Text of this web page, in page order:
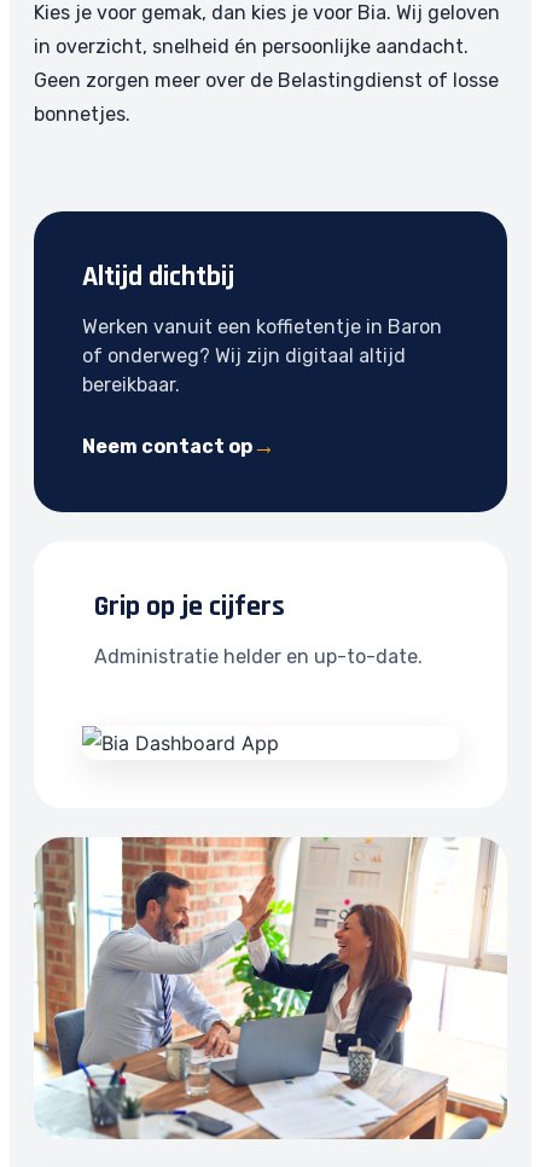
Kies je voor gemak, dan kies je voor Bia. Wij geloven
in overzicht, snelheid én persoonlijke aandacht.
Geen zorgen meer over de Belastingdienst of losse
bonnetjes.
Altijd dichtbij
Werken vanuit een koffietentje in Baron
of onderweg? Wij zijn digitaal altijd
bereikbaar.
Neem contact op
Grip op je cijfers
Administratie helder en up-to-date.